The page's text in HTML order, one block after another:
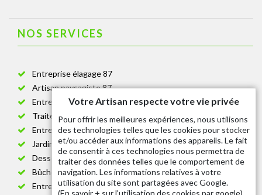
NOS SERVICES
Entreprise élagage 87
Artisan paysagiste 87
Entreprise de jardinage 87
Traitement anti-chenille 87
Entreprise abattage arbre 87
Jardinier taille de haie 87
Dessouchage arbre et haie 87
Bûcheron 87
Entretien espace vert cimetière 87
Votre Artisan respecte votre vie privée
Pour offrir les meilleures expériences, nous utilisons
des technologies telles que les cookies pour stocker
et/ou accéder aux informations des appareils. Le fait
de consentir à ces technologies nous permettra de
traiter des données telles que le comportement de
navigation. Les informations relatives à votre
utilisation du site sont partagées avec Google.
(En savoir + sur l'utilisation des cookies par google)